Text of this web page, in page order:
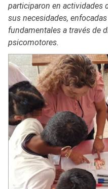
participaron en actividades
sus necesidades,
fundamentales a través de
psicomotores.